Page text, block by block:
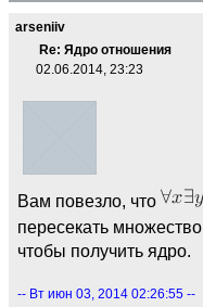
arseniiv
Re: Ядро отношения
02.06.2014, 23:23
Вам повезло, что
пересекать множество
чтобы получить ядро.
-- Вт июн 03, 2014 02:26:55 --